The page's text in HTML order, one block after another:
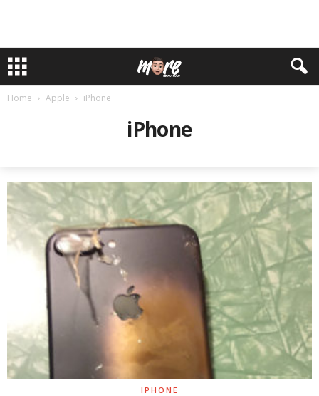
Home Apple iPhone
iPhone
IPHONE